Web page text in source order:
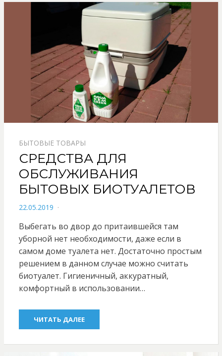
БЫТОВЫЕ ТОВАРЫ
СРЕДСТВА ДЛЯ
ОБСЛУЖИВАНИЯ
БЫТОВЫХ БИОТУАЛЕТОВ
POSTED
22.05.2019
Выбегать во двор до притаившейся там
уборной нет необходимости, даже если в
самом доме туалета нет. Достаточно простым
решением в данном случае можно считать
биотуалет. Гигиеничный, аккуратный,
комфортный в использовании…
ЧИТАТЬ ДАЛЕЕ